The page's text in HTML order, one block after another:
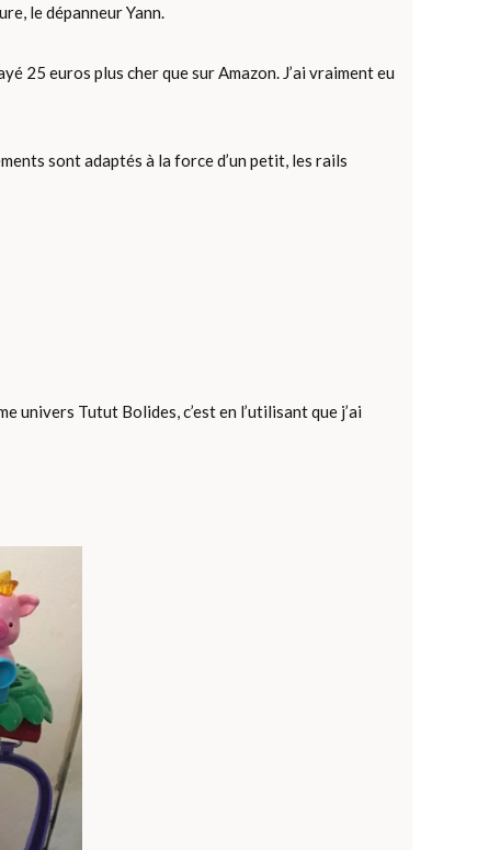
le dépanneur Yann.
25 euros plus cher que sur Amazon. J’ai vraiment eu
sont adaptés à la force d’un petit, les rails
univers Tutut Bolides, c’est en l’utilisant que j’ai